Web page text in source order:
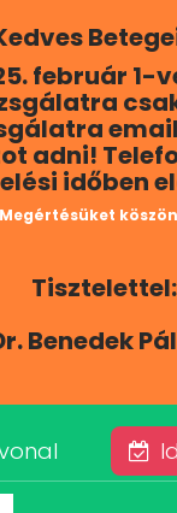
február 1-
adni!
időben
Megértésüket
Tisztelettel:
Benedek